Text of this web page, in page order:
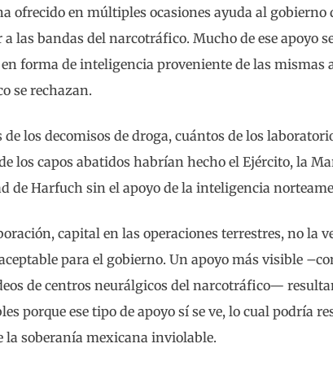
ofrecido en múltiples ocasiones ayuda al gobierno
las bandas del narcotráfico. Mucho de ese apoyo
forma de inteligencia proveniente de las mismas
se rechazan.
de los decomisos de droga, cuántos de los
los capos abatidos habrían hecho el Ejército, la
de Harfuch sin el apoyo de la inteligencia
capital en las operaciones terrestres, no la
para el gobierno. Un apoyo más visible
de centros neurálgicos del narcotráfico—
porque ese tipo de apoyo sí se ve, lo cual podría
la soberanía mexicana inviolable.